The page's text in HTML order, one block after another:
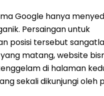
Google hanya
Persaingan untuk
posisi tersebut
matang, website
di halaman
sekali dikunjungi oleh